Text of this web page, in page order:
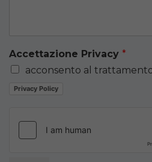
Accettazione Privacy *
acconsento al
Privacy Policy